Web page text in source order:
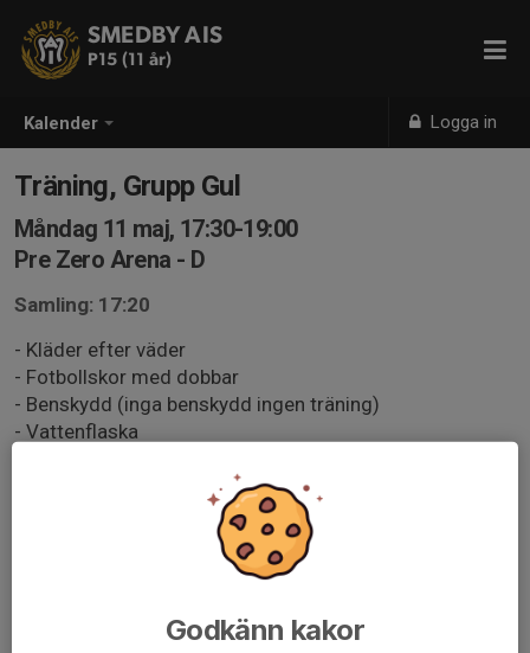
Kalender Logga in
SMEDBY AIS
P15 (11 år)
Träning, Grupp Gul
Måndag 11 maj, 17:30-19:00
Pre Zero Arena - D
Samling: 17:20
- Kläder efter väder
- Fotbollskor med dobbar
- Benskydd (inga benskydd ingen träning)
- Vattenflaska
- Se till att spelaren är redo att 100% på träningen i alla
- Se till att spelaren ätit mellanmål innan träningen
Godkänn kakor